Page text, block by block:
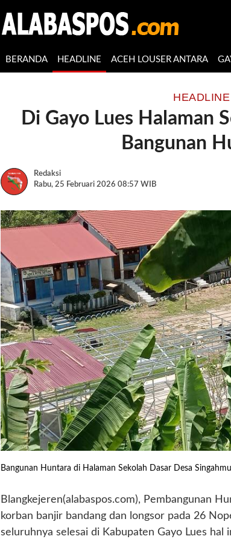
BERANDA HEADLINE ACEH LOUSER ANTARA
HEADLINE
Di Gayo Lues Halaman
Bangunan
Redaksi
Rabu, 25 Februari 2026 08:57 WIB
Bangunan Huntara di Halaman Sekolah Dasar Desa
Blangkejeren(alabaspos.com), Pembangunan
korban banjir bandang dan longsor pada 26
seluruhnya selesai di Kabupaten Gayo Lues hal